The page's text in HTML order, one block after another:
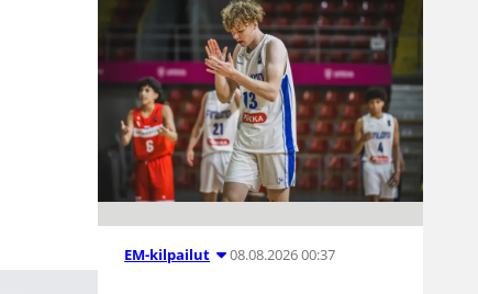
EM-kilpailut 08.08.2026 00:37